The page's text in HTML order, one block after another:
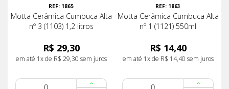
REF: 1865
Motta Cerâmica Cumbuca Alta
nº 3 (1103) 1,2 litros
R$ 29,30
em até 1x de R$ 29,30 sem juros
REF: 1863
Motta Cerâmica Cumbuca Alta
nº 1 (1121) 550ml
R$ 14,40
em até 1x de R$ 14,40 sem juros